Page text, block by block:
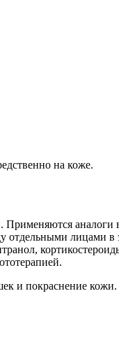
на коже.
аналоги
лицами в
и покраснение кожи.